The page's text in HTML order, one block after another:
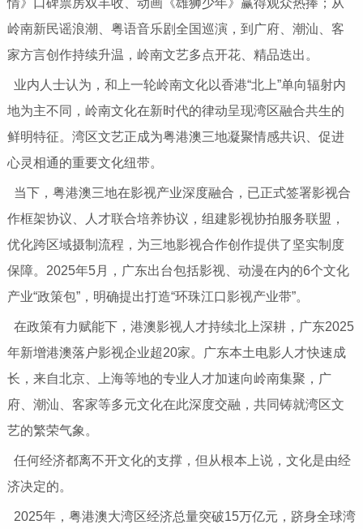
情》口碑票房双丰收、动画《雄狮少年》赢得观众热捧；从
岭南新民谣浪潮、粤语音乐剧全国巡演，到广府、潮汕、客
家方言创作持续升温，岭南文艺多点开花、精品迭出。
业内人士认为，和上一轮岭南文化以香港“北上”单向辐射内
地为主不同，岭南文化在新时代的律动呈现湾区融合共生的
鲜明特征。湾区文艺正成为粤港澳三地凝聚情感共识、促进
心灵相通的重要文化纽带。
当下，粤港澳三地在影视产业深度融合，已正式签署影视合
作框架协议、人才联合培养协议，组建影视协拍服务联盟，
优化跨区域摄制流程，为三地影视合作创作提供了坚实制度
保障。2025年5月，广东出台包括影视、动漫在内的6个文化
产业“政策包”，明确提出打造“环珠江口影视产业带”。
在政策有力赋能下，港澳影视人才持续北上深耕，广东2025
年新增港澳落户影视企业超20家。广东本土电影人才快速成
长，来自北京、上海等地的专业人才加速向岭南集聚，广
府、潮汕、客家等多元文化在此深度交融，共同铸就湾区文
艺的繁荣气象。
任何经济都离不开文化的支撑，但从根本上说，文化是由经
济决定的。
2025年，粤港澳大湾区经济总量突破15万亿元，跻身全球湾